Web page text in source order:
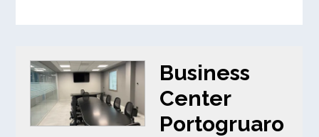
Business
Center
Portogruaro